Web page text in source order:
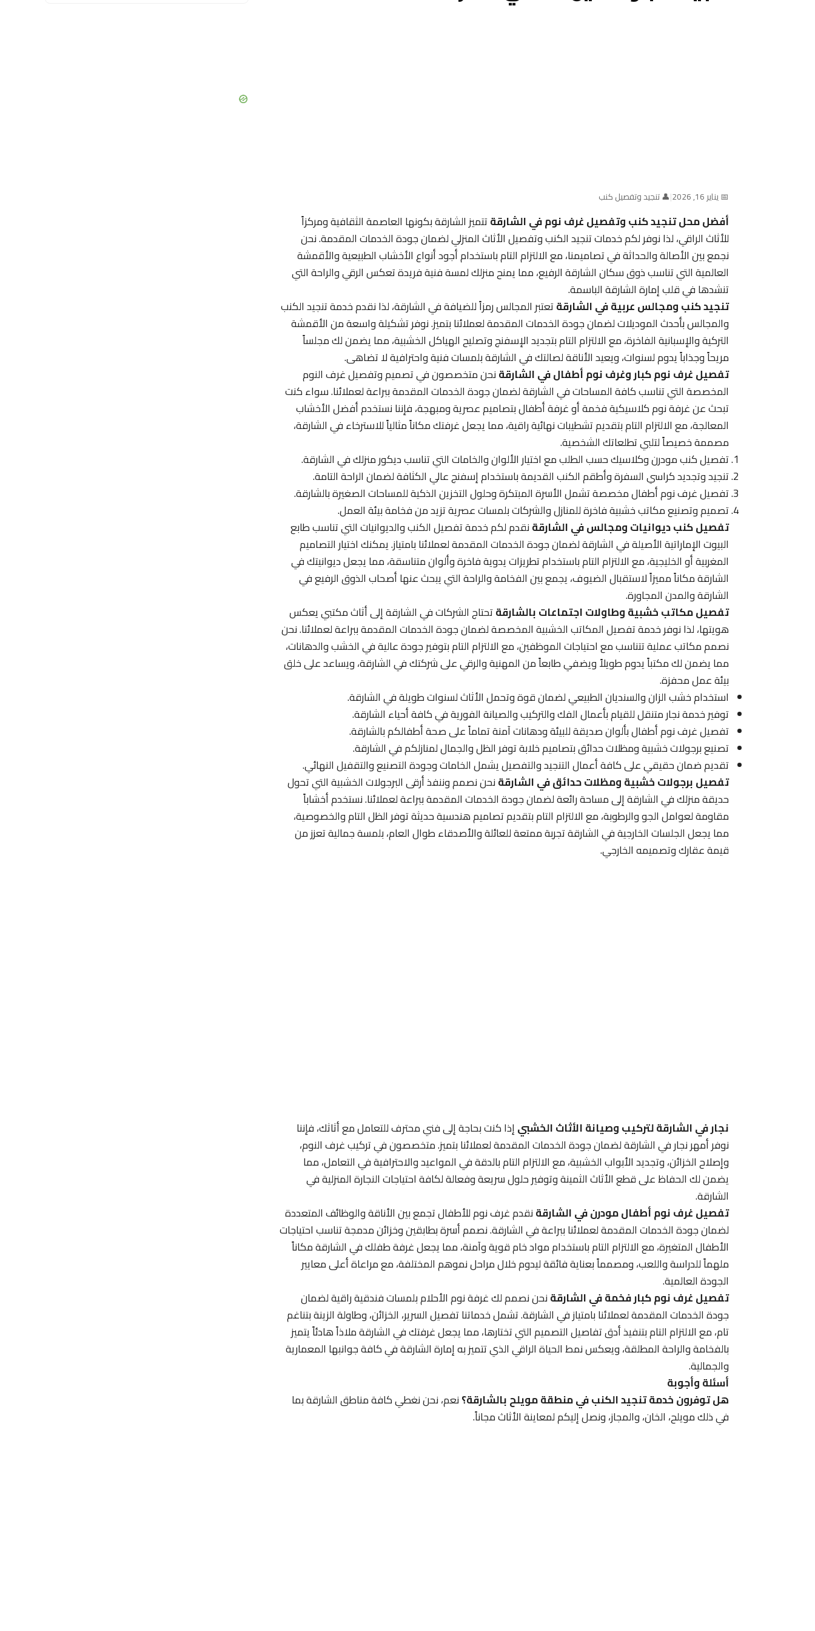
📅 يناير 16, 2026 |👤 تنجيد وتفصيل كنب
أفضل محل تنجيد كنب وتفصيل غرف نوم في الشارقةتتميز الشارقة بكونها العاصمة الثقافية ومركزاً
للأثاث الراقي، لذا نوفر لكم خدمات تنجيد الكنب وتفصيل الأثاث المنزلي لضمان جودة الخدمات المقدمة. نحن
نجمع بين الأصالة والحداثة في تصاميمنا، مع الالتزام التام باستخدام أجود أنواع الأخشاب الطبيعية والأقمشة
العالمية التي تناسب ذوق سكان الشارقة الرفيع، مما يمنح منزلك لمسة فنية فريدة تعكس الرقي والراحة التي
تنشدها في قلب إمارة الشارقة الباسمة.
تنجيد كنب ومجالس عربية في الشارقةتعتبر المجالس رمزاً للضيافة في الشارقة، لذا نقدم خدمة تنجيد الكنب
والمجالس بأحدث الموديلات لضمان جودة الخدمات المقدمة لعملائنا بتميز. نوفر تشكيلة واسعة من الأقمشة
التركية والإسبانية الفاخرة، مع الالتزام التام بتجديد الإسفنج وتصليح الهياكل الخشبية، مما يضمن لك مجلساً
مريحاً وجذاباً يدوم لسنوات، ويعيد الأناقة لصالتك في الشارقة بلمسات فنية واحترافية لا تضاهى.
تفصيل غرف نوم كبار وغرف نوم أطفال في الشارقةنحن متخصصون في تصميم وتفصيل غرف النوم
المخصصة التي تناسب كافة المساحات في الشارقة لضمان جودة الخدمات المقدمة ببراعة لعملائنا. سواء كنت
تبحث عن غرفة نوم كلاسيكية فخمة أو غرفة أطفال بتصاميم عصرية ومبهجة، فإننا نستخدم أفضل الأخشاب
المعالجة، مع الالتزام التام بتقديم تشطيبات نهائية راقية، مما يجعل غرفتك مكاناً مثالياً للاسترخاء في الشارقة،
مصممة خصيصاً لتلبي تطلعاتك الشخصية.
تفصيل كنب مودرن وكلاسيك حسب الطلب مع اختيار الألوان والخامات التي تناسب ديكور منزلك في الشارقة.
تنجيد وتجديد كراسي السفرة وأطقم الكنب القديمة باستخدام إسفنج عالي الكثافة لضمان الراحة التامة.
تفصيل غرف نوم أطفال مخصصة تشمل الأسرة المبتكرة وحلول التخزين الذكية للمساحات الصغيرة بالشارقة.
تصميم وتصنيع مكاتب خشبية فاخرة للمنازل والشركات بلمسات عصرية تزيد من فخامة بيئة العمل.
تفصيل كنب ديوانيات ومجالس في الشارقةنقدم لكم خدمة تفصيل الكنب والديوانيات التي تناسب طابع
البيوت الإماراتية الأصيلة في الشارقة لضمان جودة الخدمات المقدمة لعملائنا بامتياز. يمكنك اختيار التصاميم
المغربية أو الخليجية، مع الالتزام التام باستخدام تطريزات يدوية فاخرة وألوان متناسقة، مما يجعل ديوانيتك في
الشارقة مكاناً مميزاً لاستقبال الضيوف، يجمع بين الفخامة والراحة التي يبحث عنها أصحاب الذوق الرفيع في
الشارقة والمدن المجاورة.
تفصيل مكاتب خشبية وطاولات اجتماعات بالشارقةتحتاج الشركات في الشارقة إلى أثاث مكتبي يعكس
هويتها، لذا نوفر خدمة تفصيل المكاتب الخشبية المخصصة لضمان جودة الخدمات المقدمة ببراعة لعملائنا. نحن
نصمم مكاتب عملية تتناسب مع احتياجات الموظفين، مع الالتزام التام بتوفير جودة عالية في الخشب والدهانات،
مما يضمن لك مكتباً يدوم طويلاً ويضفي طابعاً من المهنية والرقي على شركتك في الشارقة، ويساعد على خلق
بيئة عمل محفزة.
استخدام خشب الزان والسنديان الطبيعي لضمان قوة وتحمل الأثاث لسنوات طويلة في الشارقة.
توفير خدمة نجار متنقل للقيام بأعمال الفك والتركيب والصيانة الفورية في كافة أحياء الشارقة.
تفصيل غرف نوم أطفال بألوان صديقة للبيئة ودهانات آمنة تماماً على صحة أطفالكم بالشارقة.
تصنيع برجولات خشبية ومظلات حدائق بتصاميم خلابة توفر الظل والجمال لمنازلكم في الشارقة.
تقديم ضمان حقيقي على كافة أعمال التنجيد والتفصيل يشمل الخامات وجودة التصنيع والتقفيل النهائي.
تفصيل برجولات خشبية ومظلات حدائق في الشارقةنحن نصمم وننفذ أرقى البرجولات الخشبية التي تحول
حديقة منزلك في الشارقة إلى مساحة رائعة لضمان جودة الخدمات المقدمة ببراعة لعملائنا. نستخدم أخشاباً
مقاومة لعوامل الجو والرطوبة، مع الالتزام التام بتقديم تصاميم هندسية حديثة توفر الظل التام والخصوصية،
مما يجعل الجلسات الخارجية في الشارقة تجربة ممتعة للعائلة والأصدقاء طوال العام، بلمسة جمالية تعزز من
قيمة عقارك وتصميمه الخارجي.
نجار في الشارقة لتركيب وصيانة الأثاث الخشبيإذا كنت بحاجة إلى فني محترف للتعامل مع أثاثك، فإننا
نوفر أمهر نجار في الشارقة لضمان جودة الخدمات المقدمة لعملائنا بتميز. متخصصون في تركيب غرف النوم،
وإصلاح الخزائن، وتجديد الأبواب الخشبية، مع الالتزام التام بالدقة في المواعيد والاحترافية في التعامل، مما
يضمن لك الحفاظ على قطع الأثاث الثمينة وتوفير حلول سريعة وفعالة لكافة احتياجات النجارة المنزلية في
الشارقة.
تفصيل غرف نوم أطفال مودرن في الشارقةنقدم غرف نوم للأطفال تجمع بين الأناقة والوظائف المتعددة
لضمان جودة الخدمات المقدمة لعملائنا ببراعة في الشارقة. نصمم أسرة بطابقين وخزائن مدمجة تناسب احتياجات
الأطفال المتغيرة، مع الالتزام التام باستخدام مواد خام قوية وآمنة، مما يجعل غرفة طفلك في الشارقة مكاناً
ملهماً للدراسة واللعب، ومصمماً بعناية فائقة ليدوم خلال مراحل نموهم المختلفة، مع مراعاة أعلى معايير
الجودة العالمية.
تفصيل غرف نوم كبار فخمة في الشارقةنحن نصمم لك غرفة نوم الأحلام بلمسات فندقية راقية لضمان
جودة الخدمات المقدمة لعملائنا بامتياز في الشارقة. تشمل خدماتنا تفصيل السرير، الخزائن، وطاولة الزينة بتناغم
تام، مع الالتزام التام بتنفيذ أدق تفاصيل التصميم التي تختارها، مما يجعل غرفتك في الشارقة ملاذاً هادئاً يتميز
بالفخامة والراحة المطلقة، ويعكس نمط الحياة الراقي الذي تتميز به إمارة الشارقة في كافة جوانبها المعمارية
والجمالية.
أسئلة وأجوبة
هل توفرون خدمة تنجيد الكنب في منطقة مويلح بالشارقة؟نعم، نحن نغطي كافة مناطق الشارقة بما
في ذلك مويلح، الخان، والمجاز، ونصل إليكم لمعاينة الأثاث مجاناً.